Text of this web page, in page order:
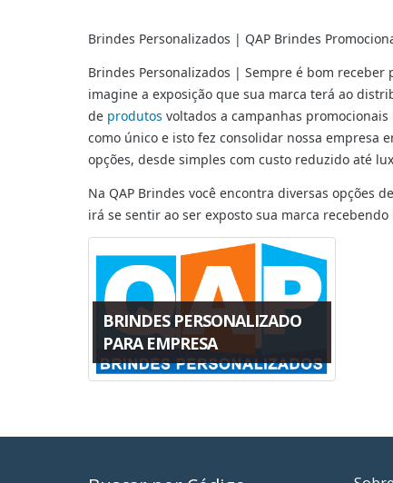
Brindes Personalizados | QAP Brindes
Brindes Personalizados | Sempre é bom
imagine a exposição que sua marca terá ao
de produtos voltados a campanhas
como único e isto fez consolidar nossa empresa
opções, desde simples com custo reduzido até
Na QAP Brindes você encontra diversas opções
irá se sentir ao ser exposto sua marca
BRINDES PERSONALIZADO
PARA EMPRESA